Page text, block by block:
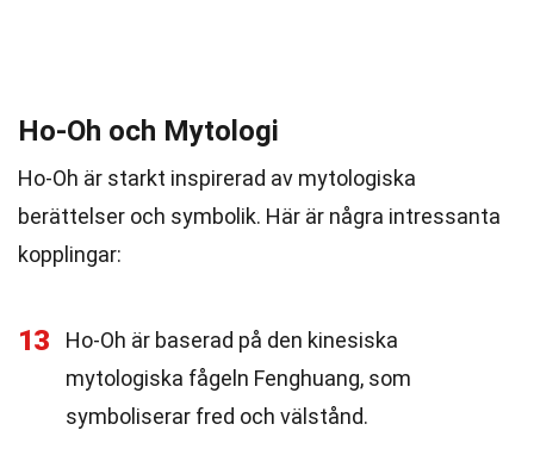
Ho-Oh och Mytologi
Ho-Oh är starkt inspirerad av mytologiska
berättelser och symbolik. Här är några intressanta
kopplingar:
13
Ho-Oh är baserad på den kinesiska
mytologiska fågeln Fenghuang, som
symboliserar fred och välstånd.